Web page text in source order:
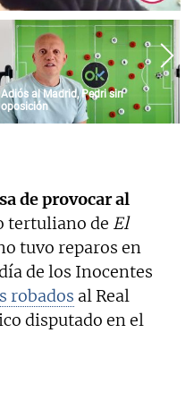
Adiós al Madrid, Pedri sin
oposición
de provocar al
tertuliano de El
tuvo reparos en
de los Inocentes
robados al Real
disputado en el